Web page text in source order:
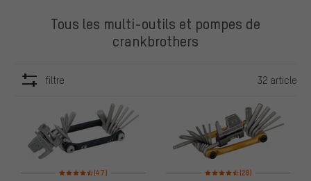
Tous les multi-outils et pompes de
crankbrothers
filtre 32 article
Note moyenne : 4,5 sur 5 d'après 47 avis
(47) Note moyenne : 4,5 sur 5
(28)